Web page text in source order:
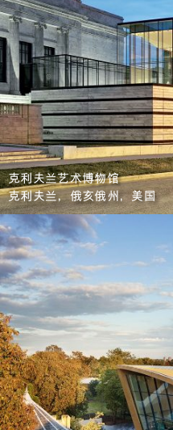
克利夫兰艺术博物馆
克利夫兰，俄亥俄州，美国